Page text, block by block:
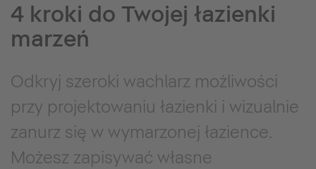
4 kroki do Twojej łazienki
marzeń
Odkryj szeroki wachlarz możliwości
przy projektowaniu łazienki i wizualnie
zanurz się w wymarzonej łazience.
Możesz zapisywać własne